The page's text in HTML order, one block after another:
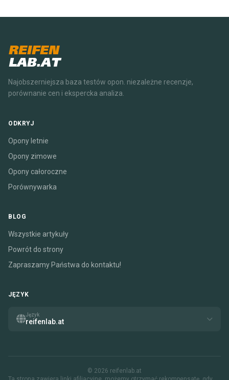
REIFEN
LAB.AT
Najobszerniejsza baza testów opon. niezależne recenzje,
porównanie cen i ekspercka analiza.
ODKRYJ
Opony letnie
Opony zimowe
Opony całoroczne
Porównywarka
BLOG
Wszystkie artykuły
Powrót do strony
Zapraszamy Państwa do kontaktu!
JĘZYK
Język
reifenlab.at
© 2026 reifenlab.at